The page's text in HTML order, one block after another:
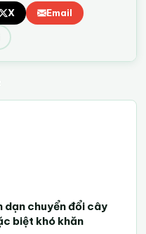
X Email
dạn chuyển đổi cây
biệt khó khăn